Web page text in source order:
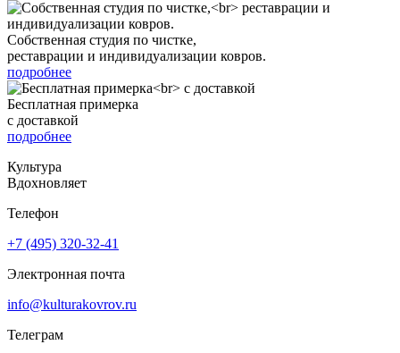
Собственная студия по чистке,
реставрации и индивидуализации ковров.
подробнее
Бесплатная примерка
с доставкой
подробнее
Культура
Вдохновляет
Телефон
+7 (495) 320-32-41
Электронная почта
info@kulturakovrov.ru
Телеграм